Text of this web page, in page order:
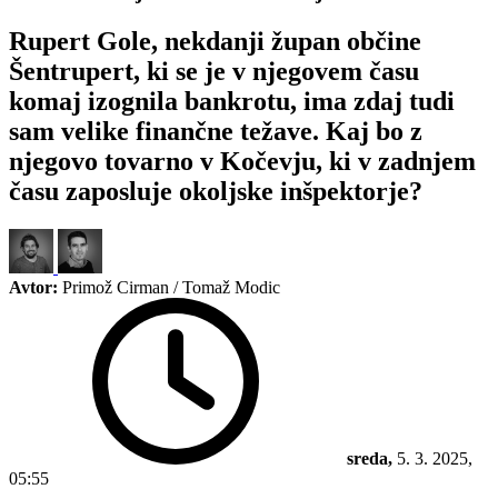
Rupert Gole, nekdanji župan občine
Šentrupert, ki se je v njegovem času
komaj izognila bankrotu, ima zdaj tudi
sam velike finančne težave. Kaj bo z
njegovo tovarno v Kočevju, ki v zadnjem
času zaposluje okoljske inšpektorje?
Avtor: Primož Cirman / Tomaž Modic
sreda, 5. 3. 2025,
05:55